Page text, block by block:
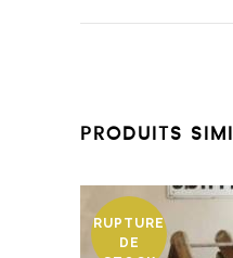
PRODUITS
RUPTURE
DE